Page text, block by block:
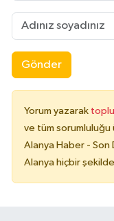
Gönder
Yorum yazarak
ve tüm sorumluluğu
Alanya Haber -
Alanya hiçbir